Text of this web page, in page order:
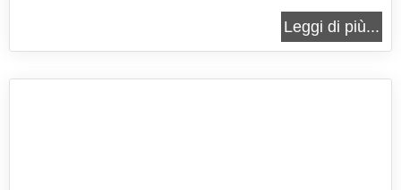
contrastanti che si fondono armoniosamente.
Questa deliziosa torta è composta da un morbido
Leggi di più...